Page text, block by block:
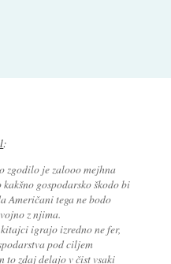
:
zgodilo je zalooo mejhna
gospodarsko škodo bi
Američani tega ne bodo
z njima.
igrajo izredno ne fer,
pod ciljem
to zdaj delajo v čist vsaki